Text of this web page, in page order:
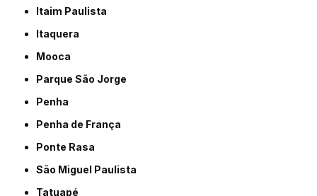
Itaim Paulista
Itaquera
Mooca
Parque São Jorge
Penha
Penha de França
Ponte Rasa
São Miguel Paulista
Tatuapé